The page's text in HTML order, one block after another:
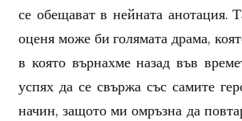
се обещават в нейната анотация.
оценя може би голямата драма,
в която върнахме назад във
успях да се свържа със самите
начин, защото ми омръзна да